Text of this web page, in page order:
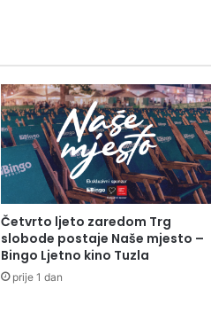
Četvrto ljeto zaredom Trg
slobode postaje Naše mjesto –
Bingo Ljetno kino Tuzla
prije 1 dan